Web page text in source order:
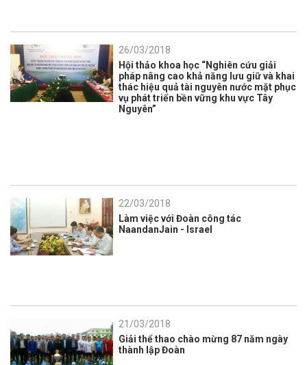
26/03/2018
Hội thảo khoa học “Nghiên cứu giải
pháp nâng cao khả năng lưu giữ và khai
thác hiệu quả tài nguyên nước mặt phục
vụ phát triển bền vững khu vực Tây
Nguyên”
22/03/2018
Làm việc với Đoàn công tác
NaandanJain - Israel
21/03/2018
Giải thể thao chào mừng 87 năm ngày
thành lập Đoàn